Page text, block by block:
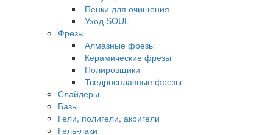
Пенки для очищения
Уход SOUL
Фрезы
Алмазные фрезы
Керамические фрезы
Полировщики
Тведросплавные фрезы
Слайдеры
Базы
Гели, полигели, акригели
Гель-лаки